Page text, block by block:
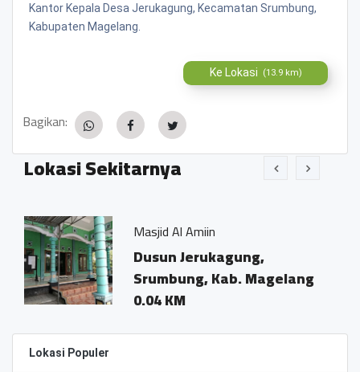
Kantor Kepala Desa Jerukagung, Kecamatan Srumbung,
Kabupaten Magelang.
Ke Lokasi (13.9 km)
Bagikan:
Lokasi Sekitarnya
Masjid Al Amiin
Dusun Jerukagung,
Srumbung, Kab. Magelang
0.04 KM
Lokasi Populer